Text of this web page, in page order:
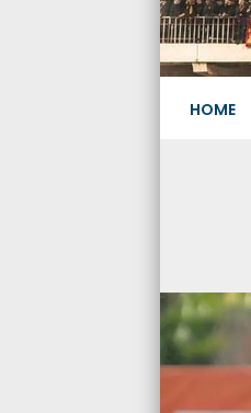
HOME